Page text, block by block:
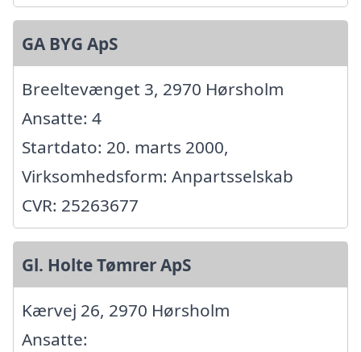
GA BYG ApS
Breeltevænget 3, 2970 Hørsholm
Ansatte: 4
Startdato: 20. marts 2000,
Virksomhedsform: Anpartsselskab
CVR: 25263677
Gl. Holte Tømrer ApS
Kærvej 26, 2970 Hørsholm
Ansatte: